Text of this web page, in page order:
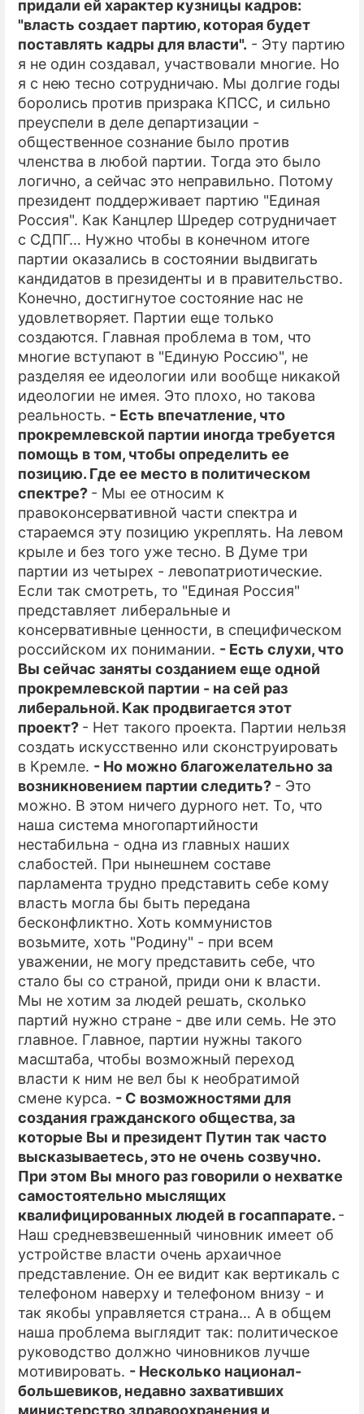
придали ей характер кузницы кадров:
"власть создает партию, которая будет
поставлять кадры для власти". - Эту партию
я не один создавал, участвовали многие. Но
я с нею тесно сотрудничаю. Мы долгие годы
боролись против призрака КПСС, и сильно
преуспели в деле департизации -
общественное сознание было против
членства в любой партии. Тогда это было
логично, а сейчас это неправильно. Потому
президент поддерживает партию "Единая
Россия". Как Канцлер Шредер сотрудничает
с СДПГ… Нужно чтобы в конечном итоге
партии оказались в состоянии выдвигать
кандидатов в президенты и в правительство.
Конечно, достигнутое состояние нас не
удовлетворяет. Партии еще только
создаются. Главная проблема в том, что
многие вступают в "Единую Россию", не
разделяя ее идеологии или вообще никакой
идеологии не имея. Это плохо, но такова
реальность. - Есть впечатление, что
прокремлевской партии иногда требуется
помощь в том, чтобы определить ее
позицию. Где ее место в политическом
спектре? - Мы ее относим к
правоконсервативной части спектра и
стараемся эту позицию укреплять. На левом
крыле и без того уже тесно. В Думе три
партии из четырех - левопатриотические.
Если так смотреть, то "Единая Россия"
представляет либеральные и
консервативные ценности, в специфическом
российском их понимании. - Есть слухи, что
Вы сейчас заняты созданием еще одной
прокремлевской партии - на сей раз
либеральной. Как продвигается этот
проект? - Нет такого проекта. Партии нельзя
создать искусственно или сконструировать
в Кремле. - Но можно благожелательно за
возникновением партии следить? - Это
можно. В этом ничего дурного нет. То, что
наша система многопартийности
нестабильна - одна из главных наших
слабостей. При нынешнем составе
парламента трудно представить себе кому
власть могла бы быть передана
бесконфликтно. Хоть коммунистов
возьмите, хоть "Родину" - при всем
уважении, не могу представить себе, что
стало бы со страной, приди они к власти.
Мы не хотим за людей решать, сколько
партий нужно стране - две или семь. Не это
главное. Главное, партии нужны такого
масштаба, чтобы возможный переход
власти к ним не вел бы к необратимой
смене курса. - С возможностями для
создания гражданского общества, за
которые Вы и президент Путин так часто
высказываетесь, это не очень созвучно.
При этом Вы много раз говорили о нехватке
самостоятельно мыслящих
квалифицированных людей в госаппарате. -
Наш средневзвешенный чиновник имеет об
устройстве власти очень архаичное
представление. Он ее видит как вертикаль с
телефоном наверху и телефоном внизу - и
так якобы управляется страна… А в общем
наша проблема выглядит так: политическое
руководство должно чиновников лучше
мотивировать. - Несколько национал-
большевиков, недавно захвативших
министерство здравоохранения и